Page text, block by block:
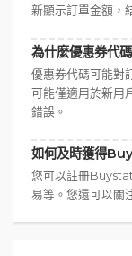
新顯示訂單金額，
為什麼優惠券代
優惠券代碼可能對
可能僅適用於新用
錯誤。
如何及時獲得
您可以註冊
易等。您還可以關